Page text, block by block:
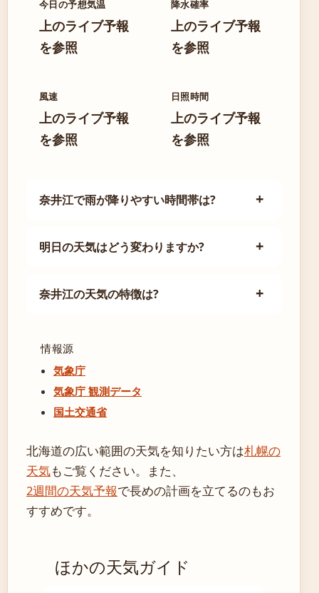
今日の予想気温
上のライブ予報
を参照
降水確率
上のライブ予報
を参照
風速
上のライブ予報
を参照
日照時間
上のライブ予報
を参照
奈井江で雨が降りやすい時間帯は?
明日の天気はどう変わりますか?
奈井江の天気の特徴は?
情報源
気象庁
気象庁 観測データ
国土交通省
北海道の広い範囲の天気を知りたい方は札幌の
天気もご覧ください。また、
2週間の天気予報で長めの計画を立てるのもお
すすめです。
ほかの天気ガイド